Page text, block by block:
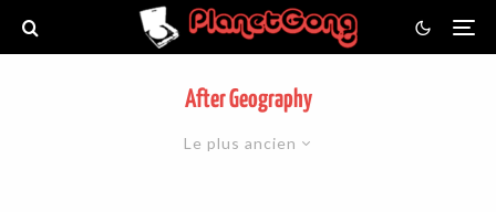
After Geography
Le plus ancien